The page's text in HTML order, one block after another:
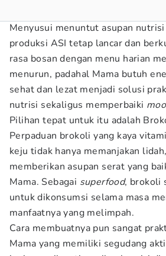
Menyusui menuntut asupan
produksi ASI tetap lancar dan
rasa bosan dengan menu harian
menurun, padahal Mama butuh
sehat dan lezat menjadi solusi
nutrisi sekaligus memperbaiki
Pilihan tepat untuk itu adalah
Perpaduan brokoli yang kaya
keju tidak hanya memanjakan
memberikan asupan serat yang
Mama. Sebagai superfood, brokoli
untuk dikonsumsi selama masa
manfaatnya yang melimpah.
Cara membuatnya pun sangat
Mama yang memiliki segudang